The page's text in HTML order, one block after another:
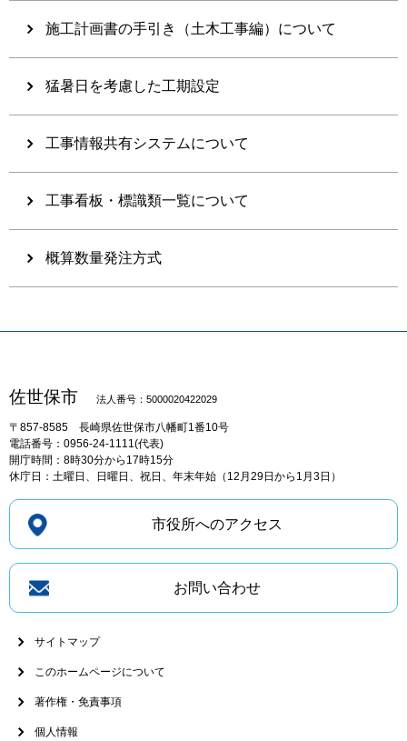
施工計画書の手引き（土木工事編）について
猛暑日を考慮した工期設定
工事情報共有システムについて
工事看板・標識類一覧について
概算数量発注方式
佐世保市 法人番号：5000020422029
〒857-8585 長崎県佐世保市八幡町1番10号
電話番号：0956-24-1111(代表)
開庁時間：8時30分から17時15分
休庁日：土曜日、日曜日、祝日、年末年始（12月29日から1月3日）
市役所へのアクセス
お問い合わせ
サイトマップ
このホームページについて
著作権・免責事項
個人情報